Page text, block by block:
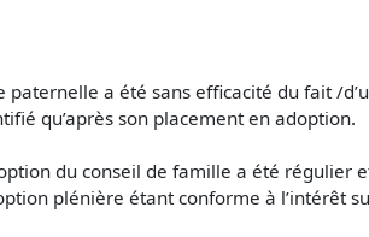
a été sans efficacité du fait /
qu’après son placement en adoption.
du conseil de famille a été régulier
plénière étant conforme à l’intérêt